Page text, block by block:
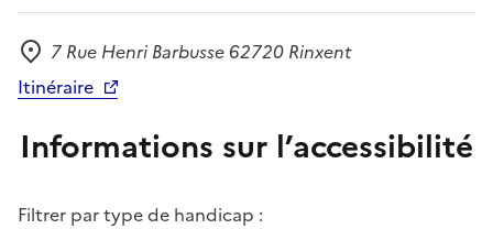
Adresse
7 Rue Henri Barbusse 62720 Rinxent
Itinéraire
Informations sur l’accessibilité
Filtrer par type de handicap :